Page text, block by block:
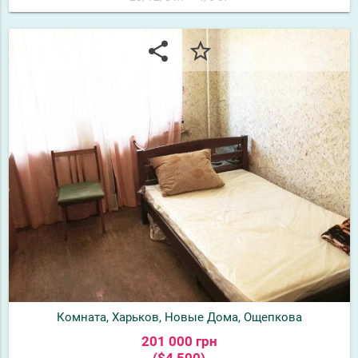
share star_border
Комната, Харьков, Новые Дома, Ощепкова
201 000 грн